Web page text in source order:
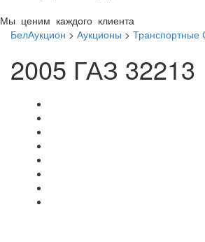
Мы ценим каждого клиента
БелАукцион > Аукционы > Транспортные
2005 ГАЗ 32213